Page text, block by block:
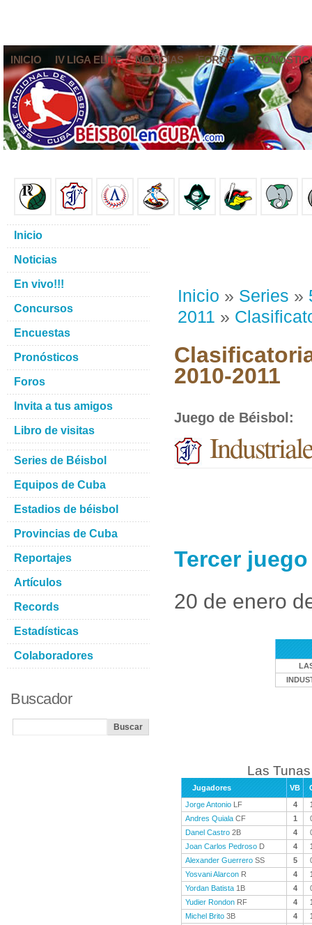
INICIO IV LIGA ELITE NOTICIAS FOROS
Inicio » Series »
2011 »
2010-2011
Juego de Béisbol :
Tercer
20 de enero
Las
Jugadores VB
Jorge Antonio LF 4
Andres Quiala CF 1
Danel Castro 2B 4
Joan Carlos Pedroso D 4
Alexander Guerrero SS 5
Yosvani Alarcon R 4
Yordan Batista 1B 4
Yudier Rondon RF 4
Michel Brito 3B 4
Inicio
Noticias
En vivo!!!
Concursos
Encuestas
Pronósticos
Foros
Invita a tus amigos
Libro de visitas
Series de Béisbol
Equipos de Cuba
Estadios de béisbol
Provincias de Cuba
Reportajes
Artículos
Records
Estadísticas
Colaboradores
Buscador